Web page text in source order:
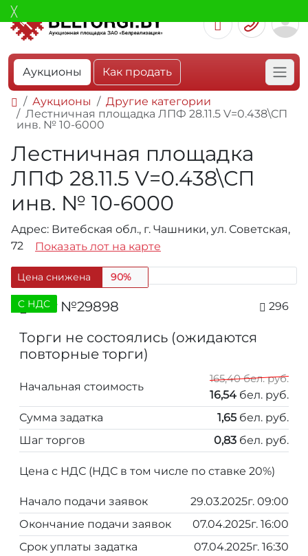
Аукционы Как продать
Аукционы
Другие категории
Лестничная площадка ЛПФ 28.11.5 V=0.438\СП
инв. № 10-6000
Лестничная площадка
ЛПФ 28.11.5 V=0.438\СП
инв. № 10-6000
Адрес: Витебская обл., г. Чашники, ул. Советская,
72
Показать лот на карте
Цена снижена 90%
C НДС
Лот №29898 296
Торги не состоялись (ожидаются
повторные торги)
Начальная стоимость
165,40 бел. руб.
16,54 бел. руб.
Сумма задатка
1,65 бел. руб.
Шаг торгов
0,83 бел. руб.
Цена с НДС (НДС в том числе по ставке 20%)
Начало подачи заявок
29.03.2025г. 09:00
Окончание подачи заявок
07.04.2025г. 16:00
Срок уплаты задатка
07.04.2025г. 16:30